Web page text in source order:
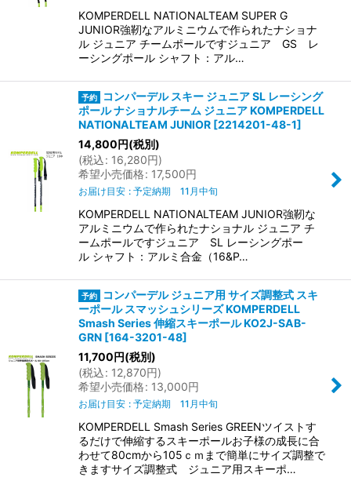
KOMPERDELL NATIONALTEAM SUPER G
JUNIOR強靭なアルミニウムで作られたナショナ
ル ジュニア チームポールですジュニア GS レ
ーシングポール シャフト：アル…
コンパーデル スキー ジュニア SL レーシング
ポール ナショナルチーム ジュニア KOMPERDELL
NATIONALTEAM JUNIOR [2214201-48-1]
14,800円(税別)
(税込: 16,280円)
希望小売価格: 17,500円
お届け目安 : 予定納期 11月中旬
KOMPERDELL NATIONALTEAM JUNIOR強靭な
アルミニウムで作られたナショナル ジュニア チ
ームポールですジュニア SL レーシングポー
ル シャフト：アルミ合金（16&P…
コンパーデル ジュニア用 サイズ調整式 スキ
ーポール スマッシュシリーズ KOMPERDELL
Smash Series 伸縮スキーポール KO2J-SAB-
GRN [164-3201-48]
11,700円(税別)
(税込: 12,870円)
希望小売価格: 13,000円
お届け目安 : 予定納期 11月中旬
KOMPERDELL Smash Series GREENツイストす
るだけで伸縮するスキーポールお子様の成長に合
わせて80cmから105ｃｍまで簡単にサイズ調整で
きますサイズ調整式 ジュニア用スキーポ…